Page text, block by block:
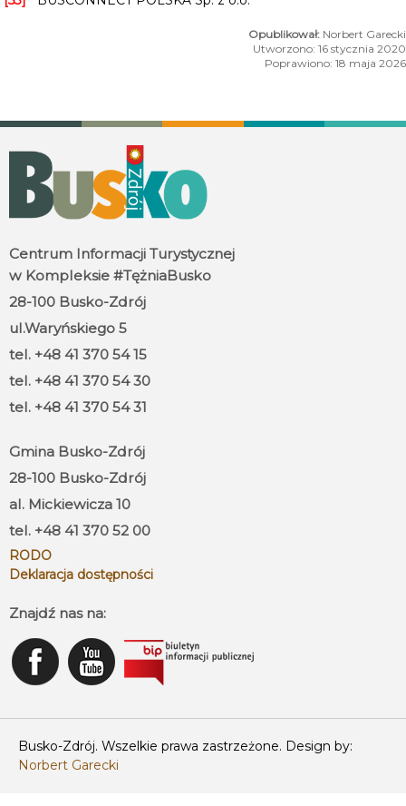
Norbert Garecki
Utworzono: 16 stycznia 2020
Poprawiono: 18 maja 2026
Centrum Informacji Turystycznej
w Kompleksie #TężniaBusko
28-100 Busko-Zdrój
ul.Waryńskiego 5
tel. +48 41 370 54 15
tel. +48 41 370 54 30
tel. +48 41 370 54 31
Gmina Busko-Zdrój
28-100 Busko-Zdrój
al. Mickiewicza 10
tel. +48 41 370 52 00
RODO
Deklaracja dostępności
Znajdź nas na:
Busko-Zdrój. Wszelkie prawa zastrzeżone. Design by:
Norbert Garecki